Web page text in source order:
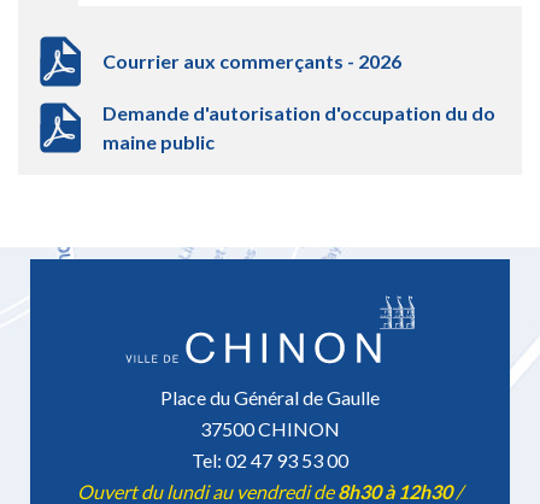
Courrier aux commerçants - 2026
Demande d'autorisation d'occupation du do
maine public
Place du Général de Gaulle
37500 CHINON
Tel: 02 47 93 53 00
Ouvert du lundi au vendredi de8h30 à 12h30/